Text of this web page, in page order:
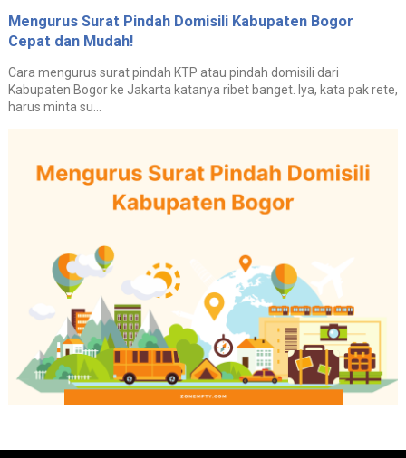
Mengurus Surat Pindah Domisili Kabupaten Bogor
Cepat dan Mudah!
Cara mengurus surat pindah KTP atau pindah domisili dari
Kabupaten Bogor ke Jakarta katanya ribet banget. Iya, kata pak rete,
harus minta su...